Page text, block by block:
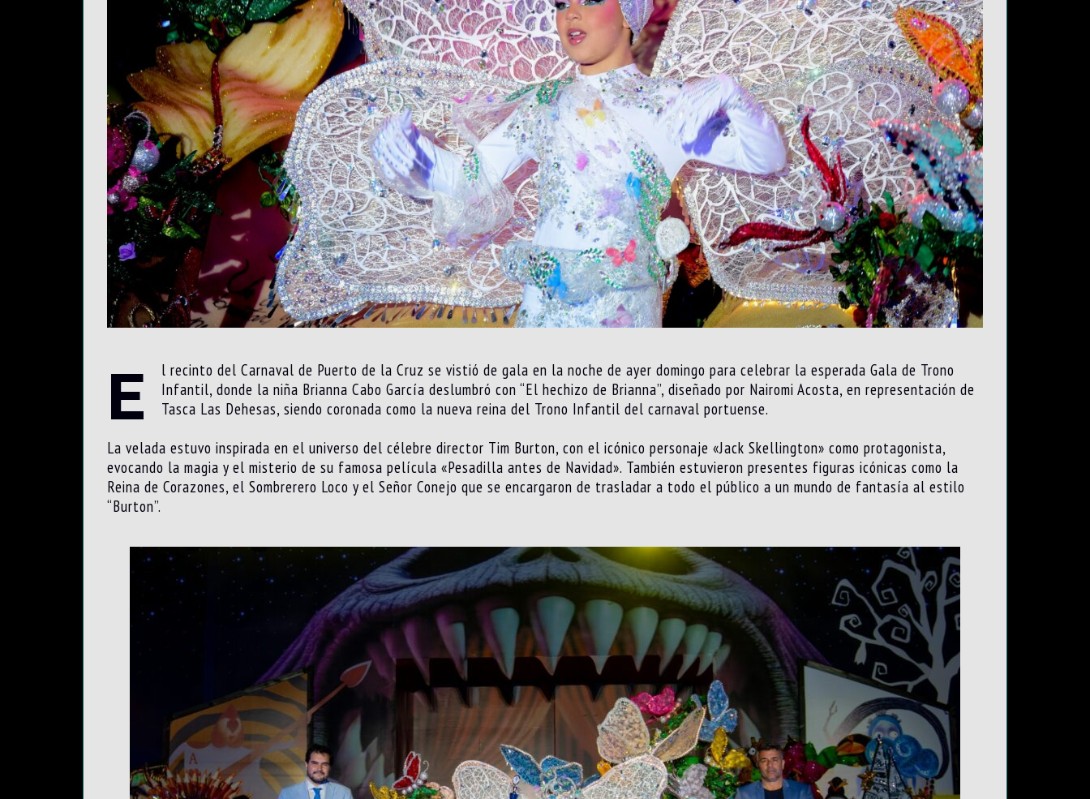
E
l recinto del Carnaval de Puerto de la Cruz se vistió de gala en la noche de ayer domingo para celebrar la esperada Gala de Trono
Infantil, donde la niña Brianna Cabo García deslumbró con “El hechizo de Brianna”, diseñado por Nairomi Acosta, en representación de
Tasca Las Dehesas, siendo coronada como la nueva reina del Trono Infantil del carnaval portuense.
La velada estuvo inspirada en el universo del célebre director Tim Burton, con el icónico personaje «Jack Skellington» como protagonista,
evocando la magia y el misterio de su famosa película «Pesadilla antes de Navidad». También estuvieron presentes figuras icónicas como la
Reina de Corazones, el Sombrerero Loco y el Señor Conejo que se encargaron de trasladar a todo el público a un mundo de fantasía al estilo
“Burton”.